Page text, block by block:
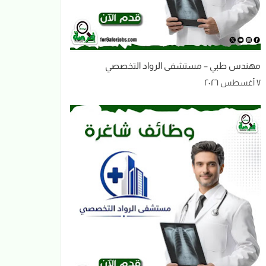
مهندس طبي – مستشفى الرواد التخصصي
٧ أغسطس ٢٠٢٦